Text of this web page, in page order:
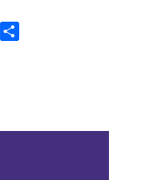
Email